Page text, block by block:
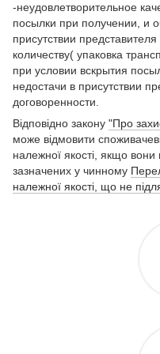
-неудовлетворительное
посылки при получении, и
присутствии
количеству( упаковка
при условии вскрытия
недостачи в присутствии
договоренности.
Відповідно закону "Про
може відмовити
належної якості, якщо вони
зазначених у чинному
належної якості, що не